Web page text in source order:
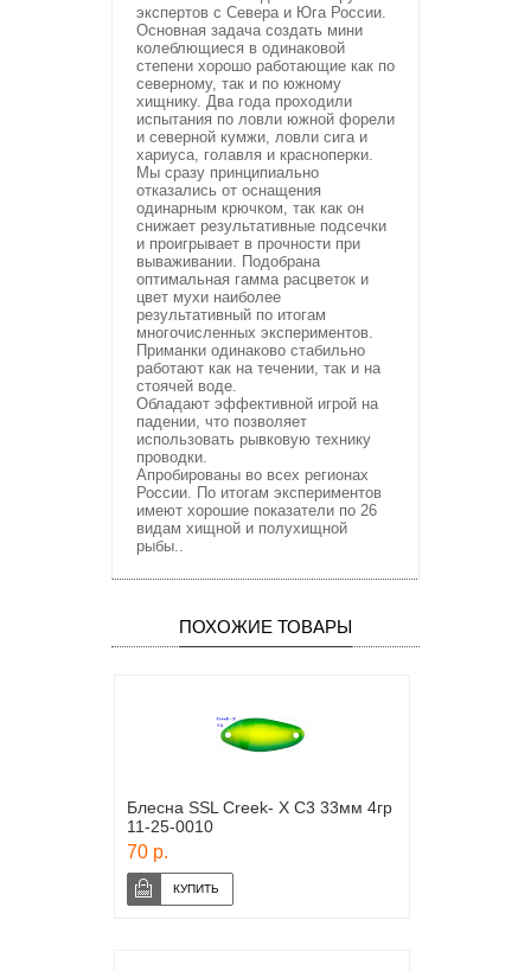
экспертов с Севера и Юга России.
Основная задача создать мини
колеблющиеся в одинаковой
степени хорошо работающие как по
северному, так и по южному
хищнику. Два года проходили
испытания по ловли южной форели
и северной кумжи, ловли сига и
хариуса, голавля и красноперки.
Мы сразу принципиально
отказались от оснащения
одинарным крючком, так как он
снижает результативные подсечки
и проигрывает в прочности при
вываживании. Подобрана
оптимальная гамма расцветок и
цвет мухи наиболее
результативный по итогам
многочисленных экспериментов.
Приманки одинаково стабильно
работают как на течении, так и на
стоячей воде.
Обладают эффективной игрой на
падении, что позволяет
использовать рывковую технику
проводки.
Апробированы во всех регионах
России. По итогам экспериментов
имеют хорошие показатели по 26
видам хищной и полухищной
рыбы..
ПОХОЖИЕ ТОВАРЫ
Блесна SSL Creek- X C3 33мм 4гр
11-25-0010
70 р.